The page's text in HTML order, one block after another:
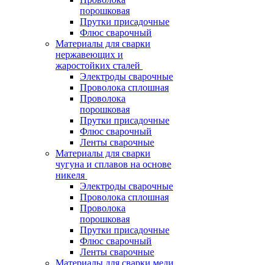
порошковая
Прутки присадочные
Флюс сварочный
Материалы для сварки
нержавеющих и
жаростойких сталей
Электроды сварочные
Проволока сплошная
Проволока
порошковая
Прутки присадочные
Флюс сварочный
Ленты сварочные
Материалы для сварки
чугуна и сплавов на основе
никеля
Электроды сварочные
Проволока сплошная
Проволока
порошковая
Прутки присадочные
Флюс сварочный
Ленты сварочные
Материалы для сварки меди